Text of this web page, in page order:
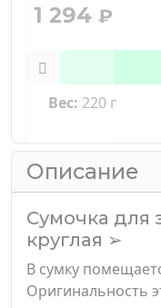
1 294 ₽
Вес: 220 г
Описание
Сумочка для
круглая ➢
В сумку
Оригинальность